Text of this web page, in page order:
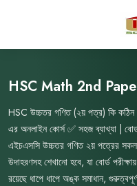
HSC Math 2nd
HSC উচ্চতর গণিত (২য় পত্র) কি
এর অনলাইন কোর্স ✅ সহজ ব্যাখ্যা |
এইচএসসি উচ্চতর গণিত ২য় পত্রের সকল
উদাহরণসহ শেখানো হবে, যা বোর্ড
রয়েছে ধাপে ধাপে অঙ্ক সমাধান,